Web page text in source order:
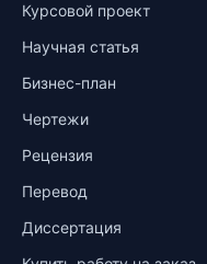
Курсовой проект
Научная статья
Бизнес-план
Чертежи
Рецензия
Перевод
Диссертация